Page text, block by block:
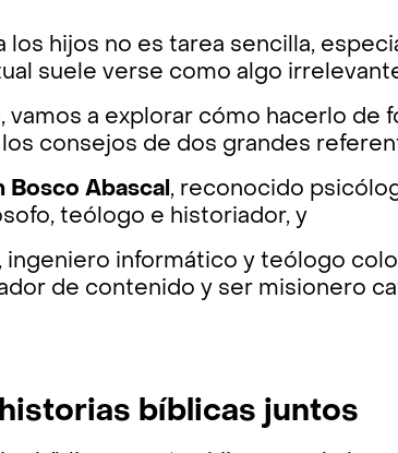
los hijos no es tarea sencilla,
suele verse como algo
vamos a explorar cómo hacerlo de
consejos de dos grandes
Bosco Abascal, reconocido
teólogo e historiador, y
, ingeniero informático y teólogo
de contenido y ser misionero
historias bíblicas juntos